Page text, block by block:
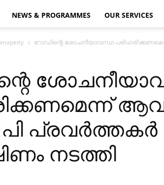
NEWS & PROGRAMMES OUR SERVICES
റോഡിന്റെ ശോചനീയാവസ്ഥ
നടത്തി